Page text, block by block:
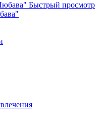
Быстрый просмотр